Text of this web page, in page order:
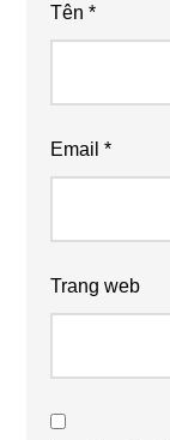
Tên*
Email*
Trang web